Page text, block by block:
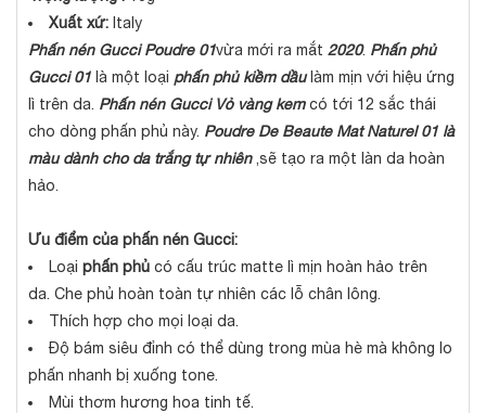
Xuất xứ: Italy
Phấn nén Gucci Poudre 01vừa mới ra mắt 2020. Phấn phủ
Gucci 01 là một loại phấn phủ kiềm dầulàm mịn với hiệu ứng
lì trên da. Phấn nén Gucci Vỏ vàng kemcó tới 12 sắc thái
cho dòng phấn phủ này. Poudre De Beaute Mat Naturel01 là
màu dành cho da trắng tự nhiên,sẽ tạo ra một làn da hoàn
hảo.
Ưu điểm của phấn nén Gucci:
Loại phấn phủ có cấu trúc matte lì mịn hoàn hảo trên
da. Che phủ hoàn toàn tự nhiên các lỗ chân lông.
Thích hợp cho mọi loại da.
Độ bám siêu đỉnh có thể dùng trong mùa hè mà không lo
phấn nhanh bị xuống tone.
Mùi thơm hương hoa tinh tế.